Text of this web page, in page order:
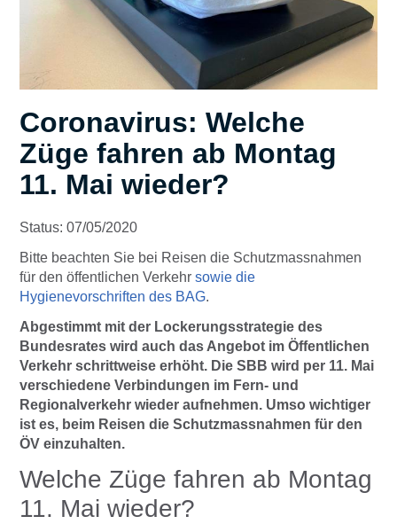
Coronavirus: Welche
Züge fahren ab Montag
11. Mai wieder?
Status: 07/05/2020
Bitte beachten Sie bei Reisen die Schutzmassnahmen
für den öffentlichen Verkehr sowie die
Hygienevorschriften des BAG.
Abgestimmt mit der Lockerungsstrategie des
Bundesrates wird auch das Angebot im Öffentlichen
Verkehr schrittweise erhöht. Die SBB wird per 11. Mai
verschiedene Verbindungen im Fern- und
Regionalverkehr wieder aufnehmen. Umso wichtiger
ist es, beim Reisen die Schutzmassnahmen für den
ÖV einzuhalten.
Welche Züge fahren ab Montag
11. Mai wieder?